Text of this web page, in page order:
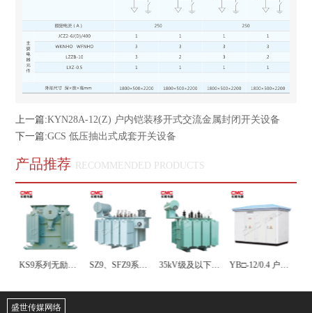
上一篇:KYN28A-12(Z) 户内铠装移开式交流金属封闭开关设备
下一篇:GCS 低压抽出式成套开关设备
产品推荐 RECOMMENDED PRODUCTS
KS9系列无励磁调压矿用一般型油浸式电力变压器 35kV级及以下油浸式无励磁调压变压器
盛世传媒网络